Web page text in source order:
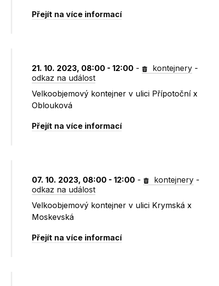
Přejít na více informací
21. 10. 2023, 08:00 - 12:00 - kontejnery -
odkaz na událost
Velkoobjemový kontejner v ulici Přípotoční x
Oblouková
Přejít na více informací
07. 10. 2023, 08:00 - 12:00 - kontejnery -
odkaz na událost
Velkoobjemový kontejner v ulici Krymská x
Moskevská
Přejít na více informací